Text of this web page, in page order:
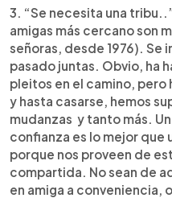
3. “Se necesita una
amigas más cercano son
señoras, desde 1976). Se
pasado juntas. Obvio, ha
pleitos en el camino, pero
y hasta casarse, hemos
mudanzas y tanto más.
confianza es lo mejor que
porque nos proveen de
compartida. No sean de
en amiga a conveniencia,